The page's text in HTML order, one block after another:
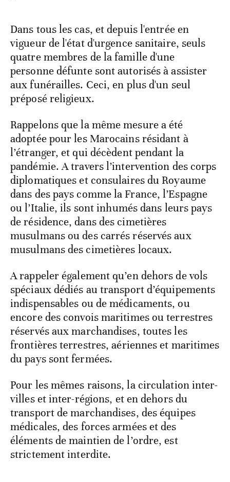
Dans tous les cas, et depuis l'entrée en
vigueur de l'état d'urgence sanitaire, seuls
quatre membres de la famille d'une
personne défunte sont autorisés à assister
aux funérailles. Ceci, en plus d'un seul
préposé religieux.
Rappelons que la même mesure a été
adoptée pour les Marocains résidant à
l’étranger, et qui décèdent pendant la
pandémie. A travers l’intervention des corps
diplomatiques et consulaires du Royaume
dans des pays comme la France, l’Espagne
ou l’Italie, ils sont inhumés dans leurs pays
de résidence, dans des cimetières
musulmans ou des carrés réservés aux
musulmans des cimetières locaux.
A rappeler également qu’en dehors de vols
spéciaux dédiés au transport d’équipements
indispensables ou de médicaments, ou
encore des convois maritimes ou terrestres
réservés aux marchandises, toutes les
frontières terrestres, aériennes et maritimes
du pays sont fermées.
Pour les mêmes raisons, la circulation inter-
villes et inter-régions, et en dehors du
transport de marchandises, des équipes
médicales, des forces armées et des
éléments de maintien de l’ordre, est
strictement interdite.